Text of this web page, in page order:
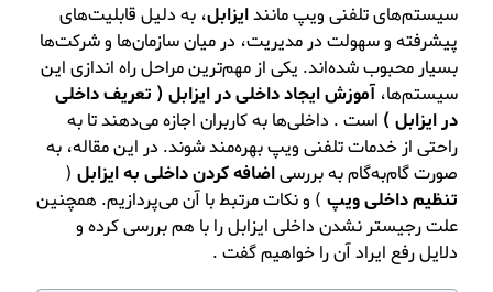
سیستم‌های تلفنی ویپ مانندایزابل، به دلیل قابلیت‌های
پیشرفته و سهولت در مدیریت، در میان سازمان‌ها و شرکت‌ها
بسیار محبوب شده‌اند. یکی از مهم‌ترین مراحل راه‌ اندازی این
سیستم‌ها،آموزش ایجاد داخلی در ایزابل ( تعریف داخلی
در ایزابل ) است . داخلی‌ها به کاربران اجازه می‌دهند تا به
راحتی از خدمات تلفنی ویپ بهره‌مند شوند. در این مقاله، به
صورت گام‌به‌گام به بررسیاضافه کردن داخلی به ایزابل (
تنظیم داخلی ویپ ) و نکات مرتبط با آن می‌پردازیم. همچنین
علت رجیستر نشدن داخلی ایزابل را با هم بررسی کرده و
دلایل رفع ایراد آن را خواهیم گفت .